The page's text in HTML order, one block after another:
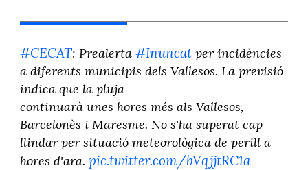
#CECAT: Prealerta #Inuncatper incidències
a diferents municipis dels Vallesos. La previsió
indica que la pluja
continuarà unes hores més als Vallesos,
Barcelonès i Maresme. No s'ha superat cap
llindar per situació meteorològica de perill a
hores d'ara. pic.twitter.com/bVqjjtRC1a